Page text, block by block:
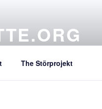
The Störprojekt